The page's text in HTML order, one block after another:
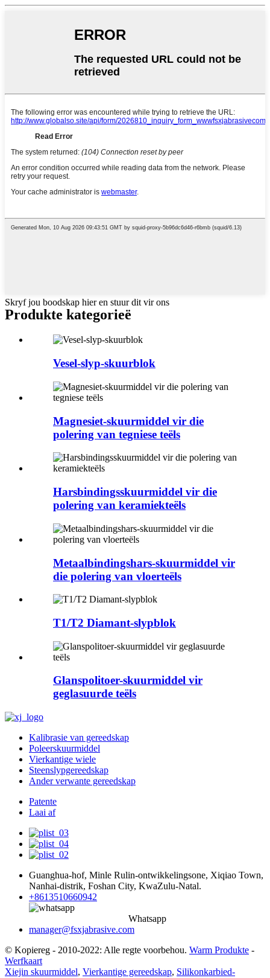
Skryf jou boodskap hier en stuur dit vir ons
Produkte kategorieë
Vesel-slyp-skuurblok
Magnesiet-skuurmiddel vir die
polering van tegniese teëls
Harsbindingsskuurmiddel vir die
polering van keramiekteëls
Metaalbindingshars-skuurmiddel vir
die polering van vloerteëls
T1/T2 Diamant-slypblok
Glanspolitoer-skuurmiddel vir
geglasuurde teëls
Kalibrasie van gereedskap
Poleerskuurmiddel
Vierkantige wiele
Steenslypgereedskap
Ander verwante gereedskap
Patente
Laai af
Guanghua-hof, Minle Rulin-ontwikkelingsone, Xiqiao Town,
Nanhai-distrik, Foshan City, KwaZulu-Natal.
+8613510660942
Whatsapp
manager@fsxjabrasive.com
© Kopiereg - 2010-2022: Alle regte voorbehou. Warm Produkte -
Werfkaart
Xiejin skuurmiddel, Vierkantige gereedskap, Silikonkarbied-